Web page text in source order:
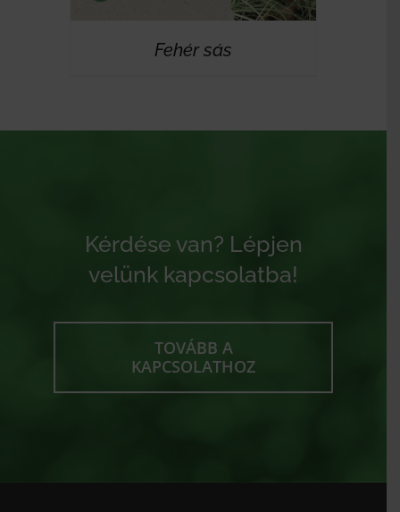
Fehér sás
Kérdése van? Lépjen
velünk kapcsolatba!
TOVÁBB A
KAPCSOLATHOZ